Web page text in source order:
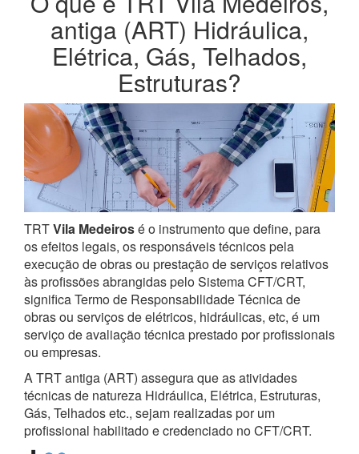
antiga (ART) Hidráulica,
Elétrica, Gás, Telhados,
Estruturas?
TRTVila Medeirosé o instrumento que define, para
os efeitos legais, os responsáveis técnicos pela
execução de obras ou prestação de serviços relativos
às profissões abrangidas pelo Sistema CFT/CRT,
significa Termo de Responsabilidade Técnica de
obras ou serviços de elétricos, hidráulicas, etc, é um
serviço de avaliação técnica prestado por profissionais
ou empresas.
A TRT antiga (ART) assegura que as atividades
técnicas de natureza Hidráulica, Elétrica, Estruturas,
Gás, Telhados etc., sejam realizadas por um
profissional habilitado e credenciado no CFT/CRT.